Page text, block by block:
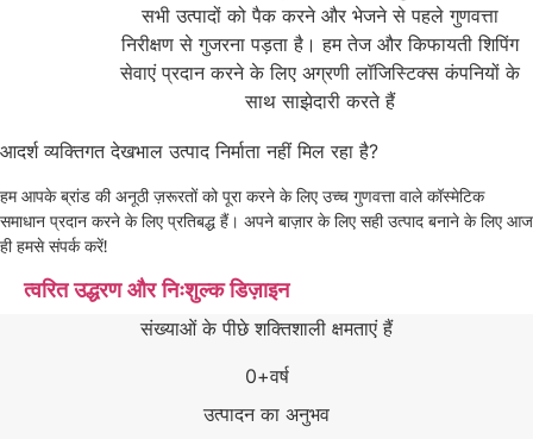
सभी उत्पादों को पैक करने और भेजने से पहले गुणवत्ता
निरीक्षण से गुजरना पड़ता है। हम तेज और किफायती शिपिंग
सेवाएं प्रदान करने के लिए अग्रणी लॉजिस्टिक्स कंपनियों के
साथ साझेदारी करते हैं
आदर्श व्यक्तिगत देखभाल उत्पाद निर्माता नहीं मिल रहा है?
हम आपके ब्रांड की अनूठी ज़रूरतों को पूरा करने के लिए उच्च गुणवत्ता वाले कॉस्मेटिक
समाधान प्रदान करने के लिए प्रतिबद्ध हैं। अपने बाज़ार के लिए सही उत्पाद बनाने के लिए आज
ही हमसे संपर्क करें!
त्वरित उद्धरण और निःशुल्क डिज़ाइन
संख्याओं के पीछे शक्तिशाली क्षमताएं हैं
उत्पादन का अनुभव
0+वर्ष